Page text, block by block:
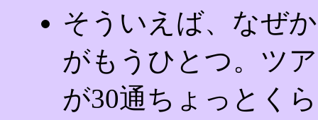
そういえば、なぜ
がもうひとつ。ツ
が30通ちょっとく